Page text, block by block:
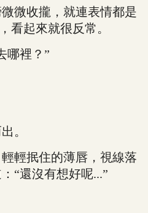
收攏，就連表情都是
看起來就很反常。
裡？”
。
抿住的薄唇，視線落
“還沒有想好呢...”